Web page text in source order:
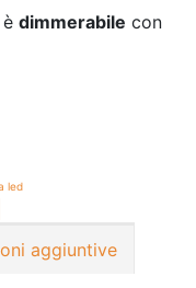
dimmerabile con
led
aggiuntive